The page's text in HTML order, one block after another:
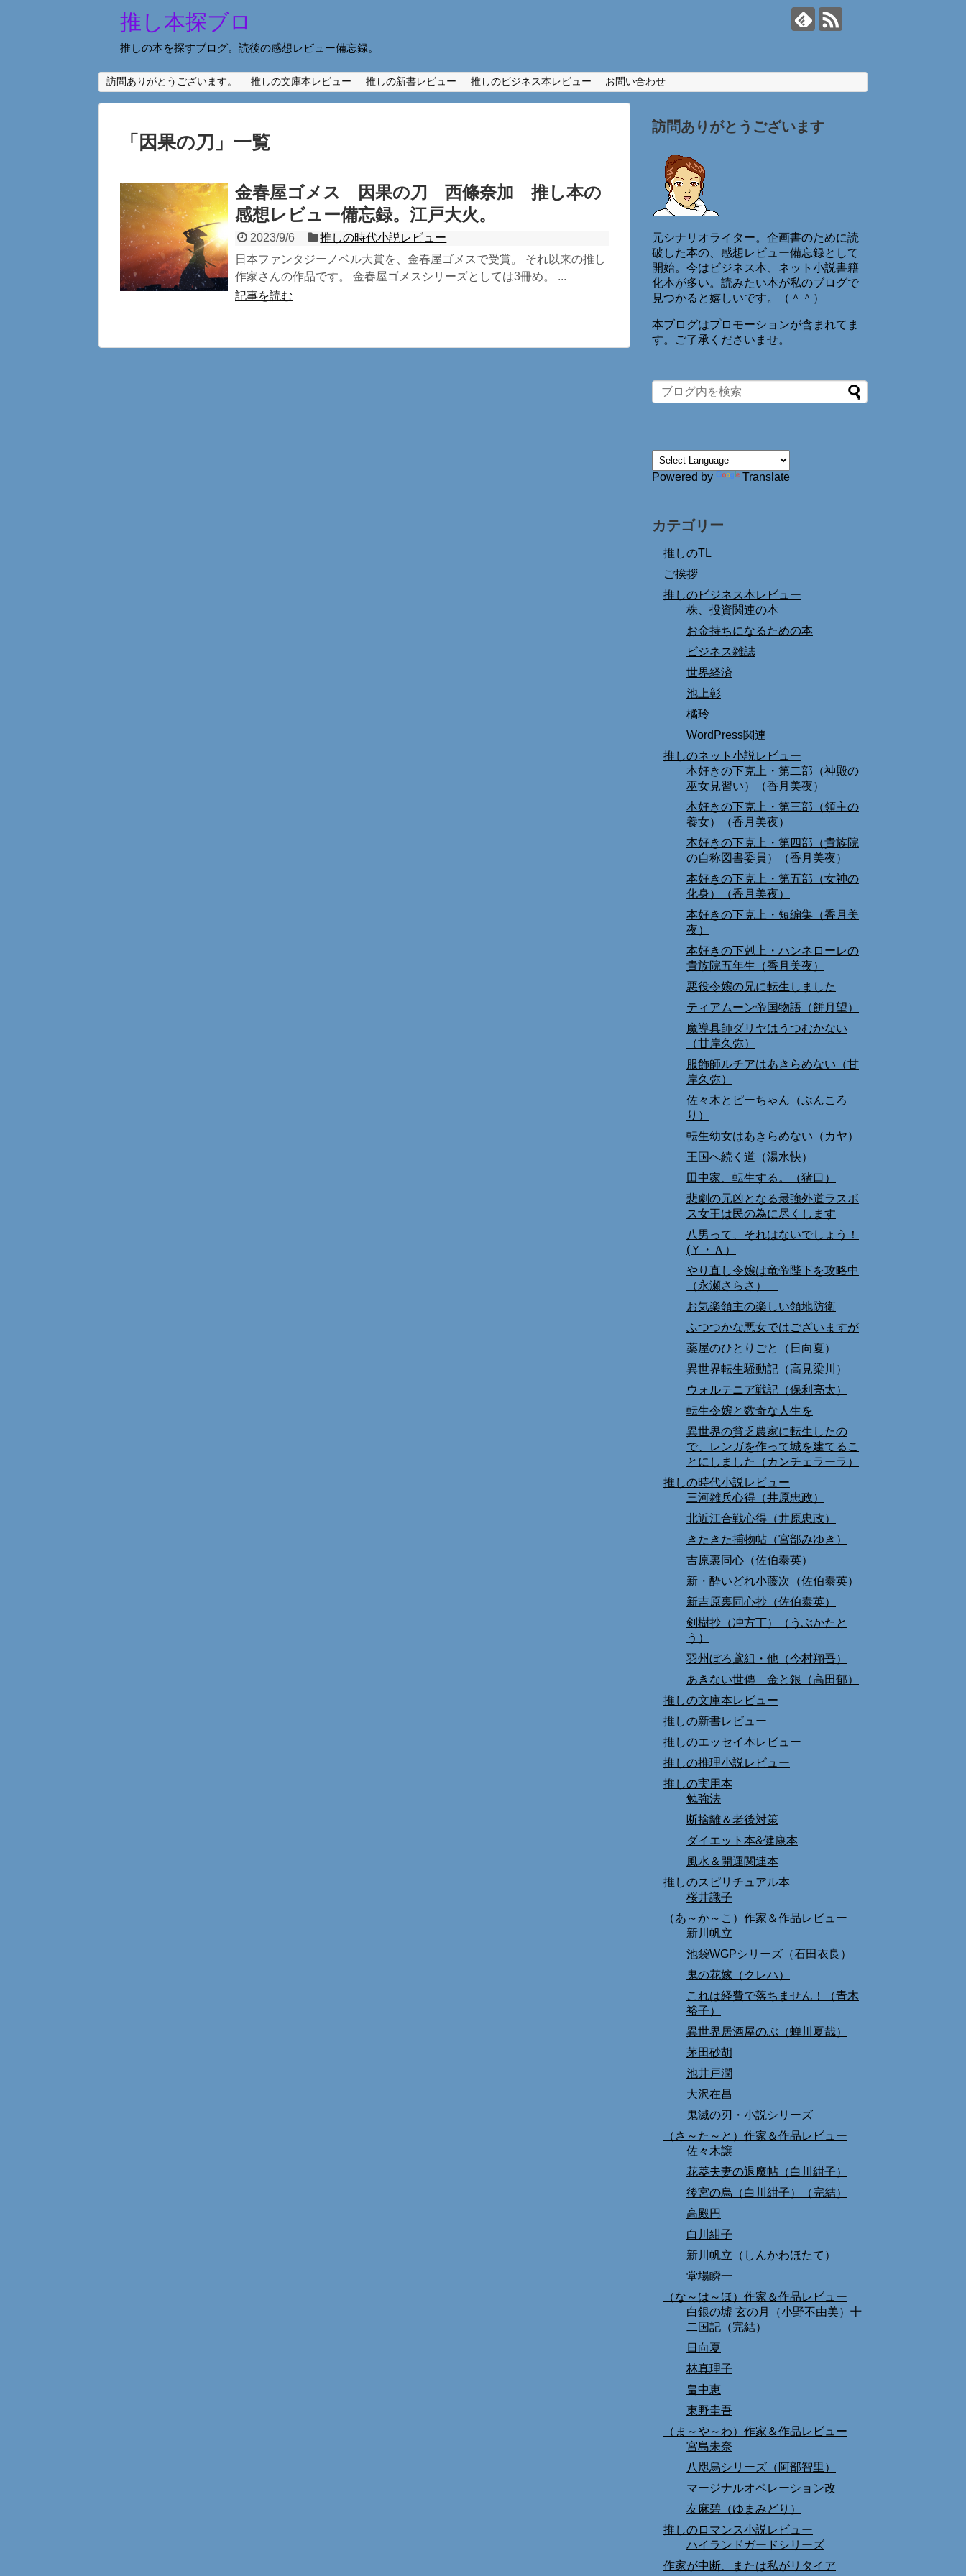
推し本探ブロ
推しの本を探すブログ。読後の感想レビュー備忘録。
訪問ありがとうございます。 推しの文庫本レビュー 推しの新書レビュー 推しのビジネス本レビュー お問い合わせ
「 因果の刀 」 一覧
金春屋ゴメス 因果の刀 西條奈加 推し本の
感想レビュー備忘録。江戸大火。
2023/9/6
推しの時代小説レビュー
日本ファンタジーノベル大賞を、金春屋ゴメスで受賞。 それ以来の推し
作家さんの作品です。 金春屋ゴメスシリーズとしては3冊め。 ...
記事を読む
訪問ありがとうございます
元シナリオライター。企画書のために読
破した本の、感想レビュー備忘録として
開始。今はビジネス本、ネット小説書籍
化本が多い。読みたい本が私のブログで
見つかると嬉しいです。（＾＾）
本ブログはプロモーションが含まれてま
す。ご了承くださいませ。
Powered by Translate
カテゴリー
推しのTL
ご挨拶
推しのビジネス本レビュー
株、投資関連の本
お金持ちになるための本
ビジネス雑誌
世界経済
池上彰
橘玲
WordPress関連
推しのネット小説レビュー
本好きの下克上・第二部（神殿の
巫女見習い）（香月美夜）
本好きの下克上・第三部（領主の
養女）（香月美夜）
本好きの下克上・第四部（貴族院
の自称図書委員）（香月美夜）
本好きの下克上・第五部（女神の
化身）（香月美夜）
本好きの下克上・短編集（香月美
夜）
本好きの下剋上・ハンネローレの
貴族院五年生（香月美夜）
悪役令嬢の兄に転生しました
ティアムーン帝国物語（餅月望）
魔導具師ダリヤはうつむかない
（甘岸久弥）
服飾師ルチアはあきらめない（甘
岸久弥）
佐々木とピーちゃん（ぶんころ
り）
転生幼女はあきらめない（カヤ）
王国へ続く道（湯水快）
田中家、転生する。（猪口）
悲劇の元凶となる最強外道ラスボ
ス女王は民の為に尽くします
八男って、それはないでしょう！
(Ｙ・Ａ）
やり直し令嬢は竜帝陛下を攻略中
（永瀬さらさ）
お気楽領主の楽しい領地防衛
ふつつかな悪女ではございますが
薬屋のひとりごと（日向夏）
異世界転生騒動記（高見梁川）
ウォルテニア戦記（保利亮太）
転生令嬢と数奇な人生を
異世界の貧乏農家に転生したの
で、レンガを作って城を建てるこ
とにしました（カンチェラーラ）
推しの時代小説レビュー
三河雑兵心得（井原忠政）
北近江合戦心得（井原忠政）
きたきた捕物帖（宮部みゆき）
吉原裏同心（佐伯泰英）
新・酔いどれ小藤次（佐伯泰英）
新吉原裏同心抄（佐伯泰英）
剣樹抄（冲方丁）（うぶかたと
う）
羽州ぼろ鳶組・他（今村翔吾）
あきない世傳 金と銀（高田郁）
推しの文庫本レビュー
推しの新書レビュー
推しのエッセイ本レビュー
推しの推理小説レビュー
推しの実用本
勉強法
断捨離＆老後対策
ダイエット本&健康本
風水＆開運関連本
推しのスピリチュアル本
桜井識子
（あ～か～こ）作家＆作品レビュー
新川帆立
池袋WGPシリーズ（石田衣良）
鬼の花嫁（クレハ）
これは経費で落ちません！（青木
裕子）
異世界居酒屋のぶ（蝉川夏哉）
茅田砂胡
池井戸潤
大沢在昌
鬼滅の刃・小説シリーズ
（さ～た～と）作家＆作品レビュー
佐々木譲
花菱夫妻の退魔帖（白川紺子）
後宮の烏（白川紺子）（完結）
高殿円
白川紺子
新川帆立（しんかわほたて）
堂場瞬一
（な～は～ほ）作家＆作品レビュー
白銀の墟 玄の月（小野不由美）十
二国記（完結）
日向夏
林真理子
畠中恵
東野圭吾
（ま～や～わ）作家＆作品レビュー
宮島未奈
八咫烏シリーズ（阿部智里）
マージナルオペレーション改
友麻碧（ゆまみどり）
推しのロマンス小説レビュー
ハイランドガードシリーズ
作家が中断、または私がリタイア